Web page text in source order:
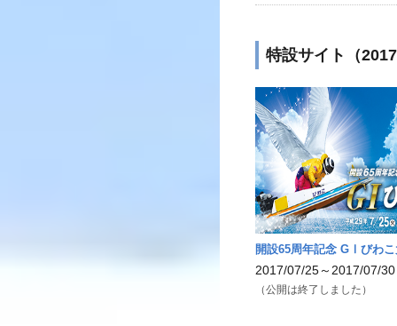
特設サイト（
開設65周年記念 GⅠびわ
2017/07/25～2017/07/30
（公開は終了しました）